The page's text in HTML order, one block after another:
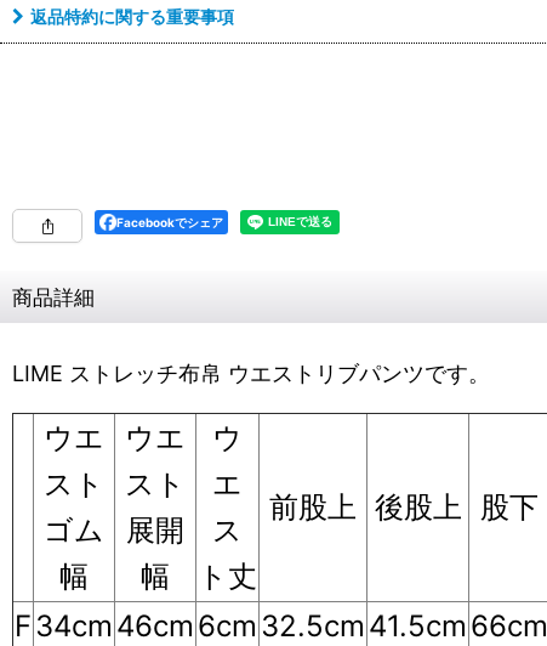
返品特約に関する重要事項
Facebookでシェア
商品詳細
LIME ストレッチ布帛 ウエストリブパンツです。
ウエ
スト
ゴム
幅
ウエ
スト
展開
幅
ウ
エ
ス
ト丈
前股上 後股上 股下
F 34cm 46cm 6cm 32.5cm 41.5cm 66cm